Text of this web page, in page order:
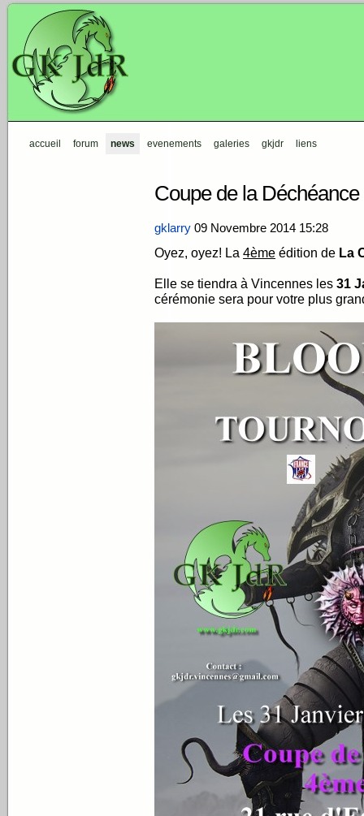
accueil forum news evenements galeries gkjdr liens
Coupe de la Déchéance
gklarry 09 Novembre 2014 15:28
Oyez, oyez! La 4ème édition de La
Elle se tiendra à Vincennes les 31
cérémonie sera pour votre plus